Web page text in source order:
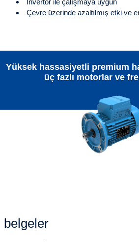
Çevre üzerinde azaltılmış etki ve
Yüksek hassasiyetli premium
üç fazlı motorlar ve
belgeler